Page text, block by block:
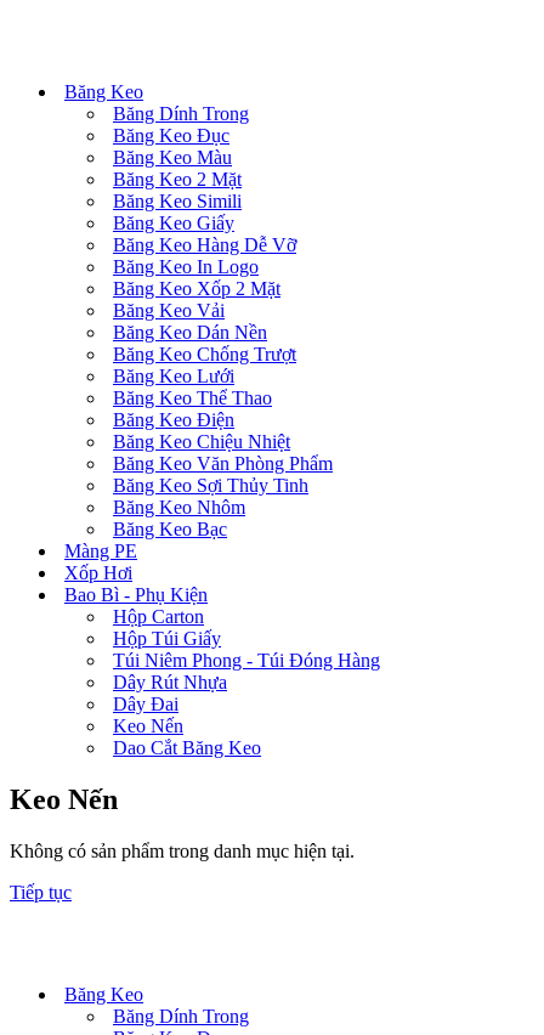
Băng Keo
Băng Dính Trong
Băng Keo Đục
Băng Keo Màu
Băng Keo 2 Mặt
Băng Keo Simili
Băng Keo Giấy
Băng Keo Hàng Dễ Vỡ
Băng Keo In Logo
Băng Keo Xốp 2 Mặt
Băng Keo Vải
Băng Keo Dán Nền
Băng Keo Chống Trượt
Băng Keo Lưới
Băng Keo Thể Thao
Băng Keo Điện
Băng Keo Chiệu Nhiệt
Băng Keo Văn Phòng Phẩm
Băng Keo Sợi Thủy Tinh
Băng Keo Nhôm
Băng Keo Bạc
Màng PE
Xốp Hơi
Bao Bì - Phụ Kiện
Hộp Carton
Hộp Túi Giấy
Túi Niêm Phong - Túi Đóng Hàng
Dây Rút Nhựa
Dây Đai
Keo Nến
Dao Cắt Băng Keo
Keo Nến
Không có sản phẩm trong danh mục hiện tại.
Tiếp tục
Băng Keo
Băng Dính Trong